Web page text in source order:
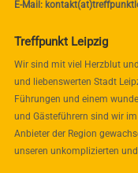
E-Mail:
Treffpunkt Leipzig
Wir sind mit viel Herzblut
und liebenswerten Stadt
Führungen und einem
und Gästeführern sind wir
Anbieter der Region
unseren unkomplizierten